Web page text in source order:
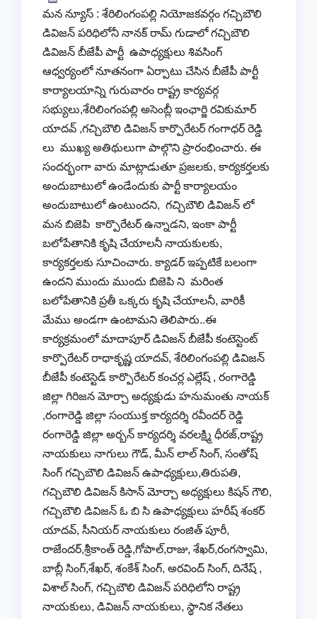
మన న్యూస్ : శేరిలింగంపల్లి నియోజకవర్గం గచ్చిబౌలి
డివిజన్ పరిధిలోనీ నానక్ రామ్ గుడాలో గచ్చిబౌలి
డివిజన్ బీజేపీ పార్టీ ఉపాధ్యక్షులు శివసింగ్
ఆధ్వర్యంలో నూతనంగా ఏర్పాటు చేసిన బీజేపీ పార్టీ
కార్యాలయాన్ని గురువారం రాష్ట్ర కార్యవర్గ
సభ్యులు,శేరిలింగంపల్లి అసెంబ్లీ ఇంఛార్జి రవికుమార్
యాదవ్ ,గచ్చిబౌలి డివిజన్ కార్పొరేటర్ గంగాధర్ రెడ్డి
లు ముఖ్య అతిథులుగా పాల్గొని ప్రారంభించారు. ఈ
సందర్భంగా వారు మాట్లాడుతూ ప్రజలకు, కార్యకర్తలకు
అందుబాటులో ఉండేందుకు పార్టీ కార్యాలయం
అందుబాటులో ఉంటుందని, గచ్చిబౌలి డివిజన్ లో
మన బిజెపి కార్పొరేటర్ ఉన్నాడని, ఇంకా పార్టీ
బలోపేతానికి కృషి చేయాలనీ నాయకులకు,
కార్యకర్తలకు సూచించారు. క్యాడర్ ఇప్పటికే బలంగా
ఉందని ముందు ముందు బిజెపి ని మరింత
బలోపేతానికి ప్రతీ ఒక్కరు కృషి చేయాలనీ, వారికీ
మేము అండగా ఉంటామని తెలిపారు..ఈ
కార్యక్రమంలో మాదాపూర్ డివిజన్ బీజేపీ కంటెస్టెంట్
కార్పొరేటర్ రాధాకృష్ణ యాదవ్, శేరిలింగంపల్లి డివిజన్
బీజేపీ కంటెస్టెడ్ కార్పొరేటర్ కంచర్ల ఎల్లేష్ , రంగారెడ్డి
జిల్లా గిరిజన మోర్చా అధ్యక్షుడు హనుమంతు నాయక్
,రంగారెడ్డి జిల్లా సంయుక్త కార్యదర్శి రవీందర్ రెడ్డి
రంగారెడ్డి జిల్లా అర్బన్ కార్యదర్శి వరలక్ష్మి ధీరజ్,రాష్ట్ర
నాయకులు నాగులు గౌడ్, మీన్ లాల్ సింగ్, సంతోష్
సింగ్ గచ్చిబౌలి డివిజన్ ఉపాధ్యక్షులు,తిరుపతి,
గచ్చిబౌలి డివిజన్ కిసాన్ మోర్చా అధ్యక్షులు కిషన్ గౌలి,
గచ్చిబౌలి డివిజన్ ఓ బి సి ఉపాధ్యక్షులు హరీష్ శంకర్
యాదవ్, సీనియర్ నాయకులు రంజిత్ పూరీ,
రాజేందర్,శ్రీకాంత్ రెడ్డి,గోపాల్,రాజు, శేఖర్,రంగస్వామి,
బాబ్లీ సింగ్,శేఖర్, శంకేశ్ సింగ్, అరవింద్ సింగ్, దినేష్ ,
విశాల్ సింగ్, గచ్చిబౌలి డివిజన్ పరిధిలోని రాష్ట్ర
నాయకులు, డివిజన్ నాయకులు, స్థానిక నేతలు